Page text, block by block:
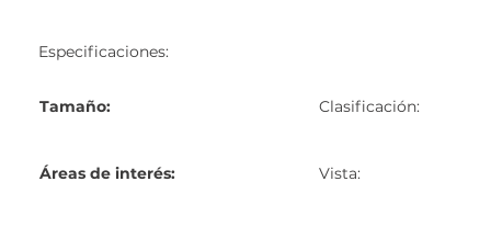
Especificaciones:
Tamaño: Clasificación:
Áreas de interés: Vista: